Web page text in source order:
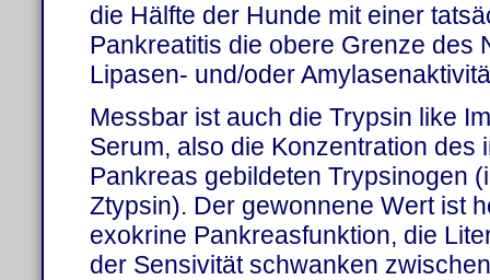
die Hälfte der Hunde mit einer
Pankreatitis die obere Grenze des
Lipasen- und/oder
Messbar ist auch die Trypsin like
Serum, also die Konzentration des
Pankreas gebildeten Trypsinogen
Ztypsin). Der gewonnene Wert ist
exokrine Pankreasfunktion, die
der Sensivität schwanken